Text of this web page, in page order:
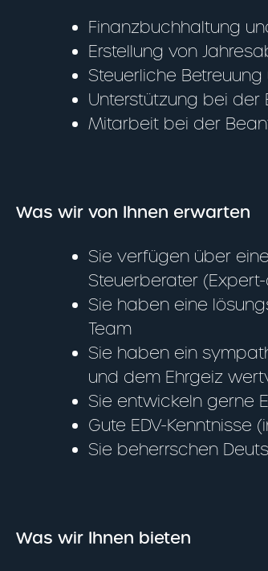
Finanzbuchhaltung
Erstellung von
Steuerliche
Unterstützung bei
Mitarbeit bei der
Was wir von Ihnen erwarten
Sie verfügen über
Steuerberater
Sie haben eine
Team
Sie haben ein
und dem Ehrgeiz
Sie entwickeln gerne
Gute EDV-
Sie beherrschen
Was wir Ihnen bieten